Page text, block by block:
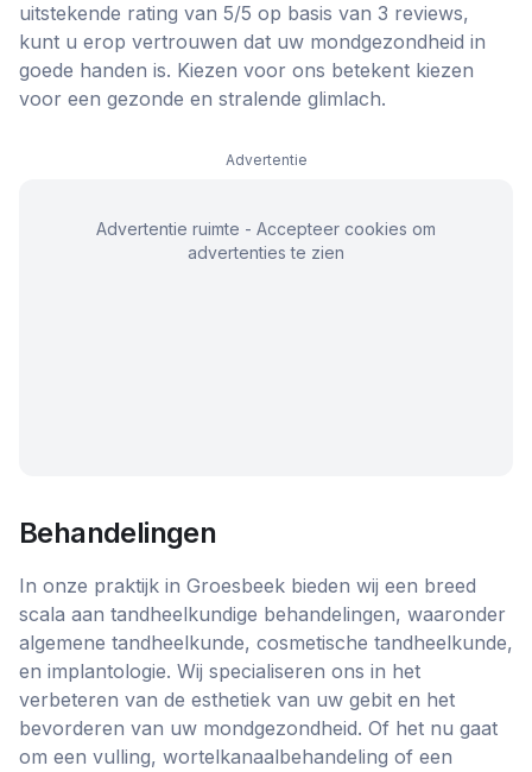
uitstekende rating van 5/5 op basis van 3 reviews,
kunt u erop vertrouwen dat uw mondgezondheid in
goede handen is. Kiezen voor ons betekent kiezen
voor een gezonde en stralende glimlach.
Advertentie
Advertentie ruimte - Accepteer cookies om
advertenties te zien
Behandelingen
In onze praktijk in Groesbeek bieden wij een breed
scala aan tandheelkundige behandelingen, waaronder
algemene tandheelkunde, cosmetische tandheelkunde,
en implantologie. Wij specialiseren ons in het
verbeteren van de esthetiek van uw gebit en het
bevorderen van uw mondgezondheid. Of het nu gaat
om een vulling, wortelkanaalbehandeling of een